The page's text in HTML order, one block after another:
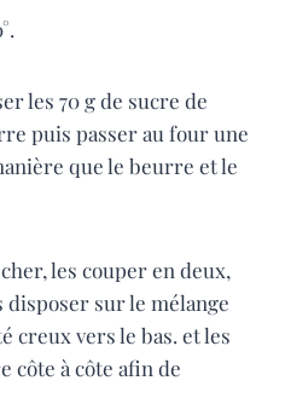
les 70 g de sucre de
puis passer au four une
que le beurre et le
les couper en deux,
disposer sur le mélange
creux vers le bas. et les
côte à côte afin de